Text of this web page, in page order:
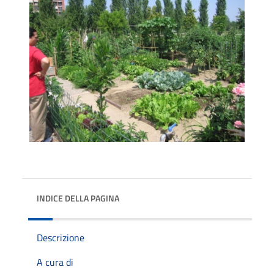
INDICE DELLA PAGINA
Descrizione
A cura di